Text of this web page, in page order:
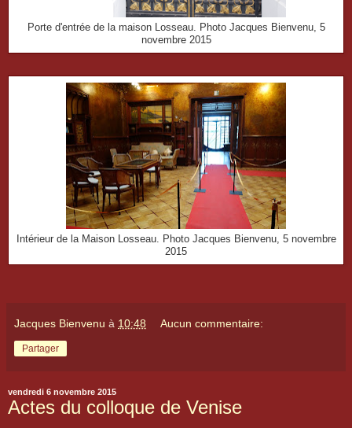
Porte d'entrée de la maison Losseau. Photo Jacques Bienvenu, 5
novembre 2015
Intérieur de la Maison Losseau. Photo Jacques Bienvenu, 5 novembre
2015
Jacques Bienvenu à 10:48 Aucun commentaire:
Partager
vendredi 6 novembre 2015
Actes du colloque de Venise